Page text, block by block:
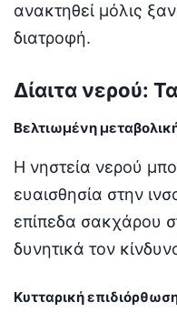
ανακτηθεί μόλις
διατροφή.
Δίαιτα νερού:
Βελτιωμένη
Η νηστεία νερού
ευαισθησία στην
επίπεδα σακχάρου
δυνητικά τον
Κυτταρική